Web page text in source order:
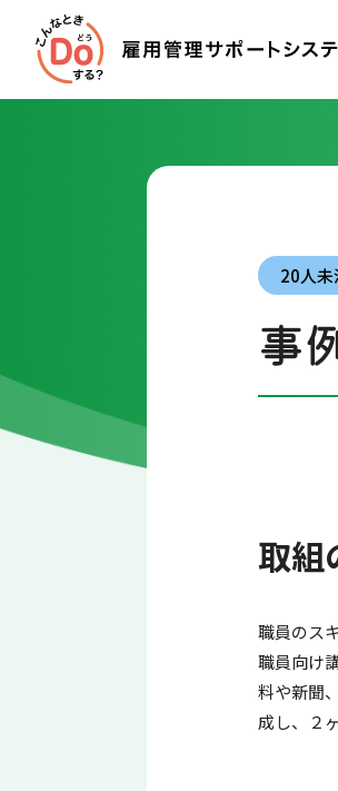
20人未
事
取組
職員のス
職員向け
料や新聞
成し、２